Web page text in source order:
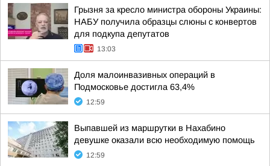
Грызня за кресло министра обороны Украины:
НАБУ получила образцы слюны с конвертов
для подкупа депутатов
13:03
Доля малоинвазивных операций в
Подмосковье достигла 63,4%
12:59
Выпавшей из маршрутки в Нахабино
девушке оказали всю необходимую помощь
12:59